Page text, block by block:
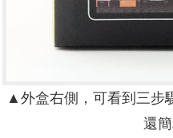
▲外盒右側，可看到三步
還簡